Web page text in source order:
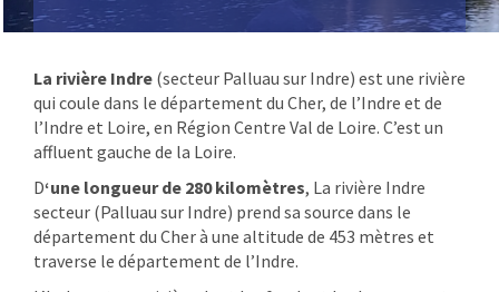
La rivière Indre (secteur Palluau sur Indre) est une rivière
qui coule dans le département du Cher, de l’Indre et de
l’Indre et Loire, en Région Centre Val de Loire. C’est un
affluent gauche de la Loire.
D‘une longueur de 280 kilomètres, La rivière Indre
secteur (Palluau sur Indre) prend sa source dans le
département du Cher à une altitude de 453 mètres et
traverse le département de l’Indre.